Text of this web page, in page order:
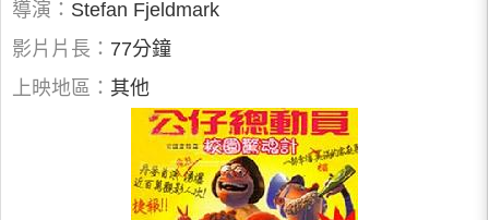
導演： Stefan Fjeldmark
影片片長： 77分鐘
上映地區： 其他